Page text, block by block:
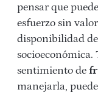
pensar que
esfuerzo sin
disponibilidad
socioeconómica.
sentimiento de
manejarla,